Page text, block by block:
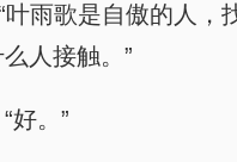
雨歌是自傲的人
人接触。”
好。”